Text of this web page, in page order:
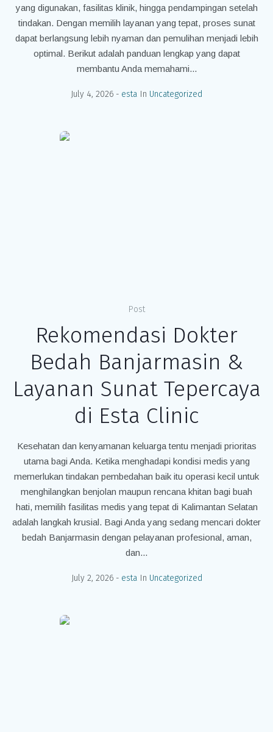
yang digunakan, fasilitas klinik, hingga pendampingan setelah
tindakan. Dengan memilih layanan yang tepat, proses sunat
dapat berlangsung lebih nyaman dan pemulihan menjadi lebih
optimal. Berikut adalah panduan lengkap yang dapat
membantu Anda memahami...
July 4, 2026 esta In Uncategorized
Post
Rekomendasi Dokter
Bedah Banjarmasin &
Layanan Sunat Tepercaya
di Esta Clinic
Kesehatan dan kenyamanan keluarga tentu menjadi prioritas
utama bagi Anda. Ketika menghadapi kondisi medis yang
memerlukan tindakan pembedahan baik itu operasi kecil untuk
menghilangkan benjolan maupun rencana khitan bagi buah
hati, memilih fasilitas medis yang tepat di Kalimantan Selatan
adalah langkah krusial. Bagi Anda yang sedang mencari dokter
bedah Banjarmasin dengan pelayanan profesional, aman,
dan...
July 2, 2026 esta In Uncategorized